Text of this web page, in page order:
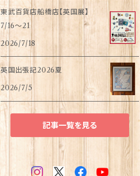
東武百貨店船橋店【英国展】
7/16～21
2026/7/18
英国出張記2026夏
2026/7/5
記事一覧を見る